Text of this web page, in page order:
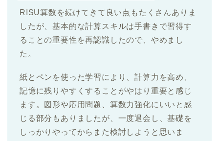
RISU算数を続けてきて良い点もたくさんありま
したが、基本的な計算スキルは手書きで習得す
ることの重要性を再認識したので、やめまし
た。
紙とペンを使った学習により、計算力を高め、
記憶に残りやすくすることがやはり重要と感じ
ます。図形や応用問題、算数力強化にいいと感
じる部分もありましたが、一度退会し、基礎を
しっかりやってからまた検討しようと思いま